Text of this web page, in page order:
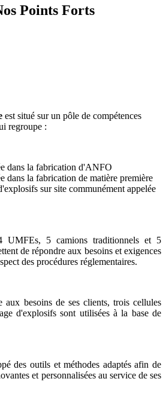
Points Forts
est situé sur un pôle de compétences
regroupe :
dans la fabrication d'ANFO
dans la fabrication de matière première
sur site communément appelée
UMFEs, 5 camions traditionnels et 5
de répondre aux besoins et exigences
des procédures réglementaires.
aux besoins de ses clients, trois cellules
d'explosifs sont utilisées à la base de
des outils et méthodes adaptés afin de
et personnalisées au service de ses